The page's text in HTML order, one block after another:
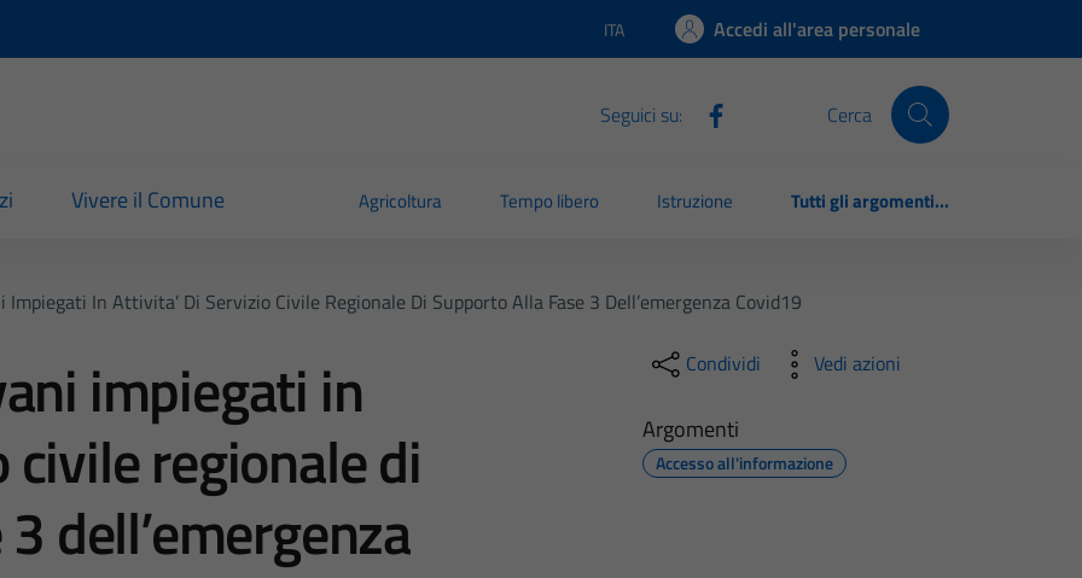
Lingua attiva:
ITA Accedi all'area personale
Seguici su: Cerca
Vivere il Comune Agricoltura Tempo libero Istruzione Tutti gli argomenti...
Impiegati In Attivita’ Di Servizio Civile Regionale Di Supporto Alla Fase 3 Dell’emergenza Covid19
impiegati in
regionale di
dell’emergenza
Condividi Vedi azioni
Argomenti
Accesso all'informazione